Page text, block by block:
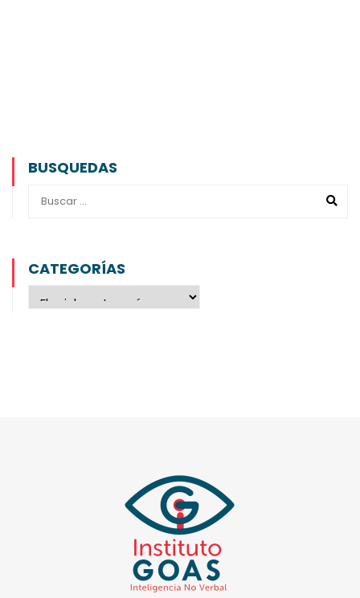
BUSQUEDAS
CATEGORÍAS